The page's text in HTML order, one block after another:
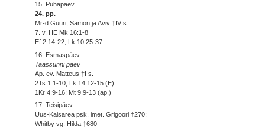
15. Pühapäev
24. pp.
Mr-d Guuri, Samon ja Aviv †IV s.
7. v. HE Mk 16:1-8
Ef 2:14-22; Lk 10:25-37
16. Esmaspäev
Taassünni päev
Ap. ev. Matteus †I s.
2Ts 1:1-10; Lk 14:12-15 (E)
1Kr 4:9-16; Mt 9:9-13 (ap.)
17. Teisipäev
Uus-Kaisarea psk. imet. Grigoori †270;
Whitby vg. Hilda †680